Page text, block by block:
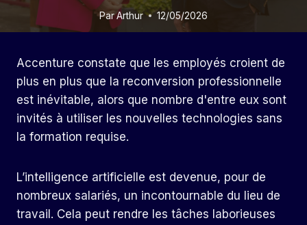
ParArthur 12/05/2026
Accenture constate que les employés croient de
plus en plus que la reconversion professionnelle
est inévitable, alors que nombre d'entre eux sont
invités à utiliser les nouvelles technologies sans
la formation requise.
L’intelligence artificielle est devenue, pour de
nombreux salariés, un incontournable du lieu de
travail. Cela peut rendre les tâches laborieuses